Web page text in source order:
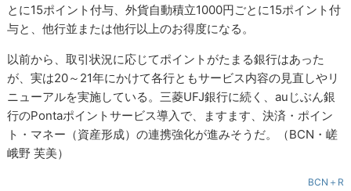
とに15ポイント付与、外貨自動積立1000円ごとに15ポイント付
与と、他行並または他行以上のお得度になる。
以前から、取引状況に応じてポイントがたまる銀行はあった
が、実は20～21年にかけて各行ともサービス内容の見直しやリ
ニューアルを実施している。三菱UFJ銀行に続く、auじぶん銀
行のPontaポイントサービス導入で、ますます、決済・ポイン
ト・マネー（資産形成）の連携強化が進みそうだ。（BCN・嵯
峨野 芙美）
BCN＋R